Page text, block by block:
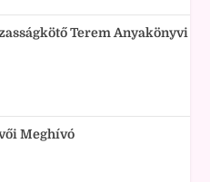
Terem Anyakönyvi
Meghívó